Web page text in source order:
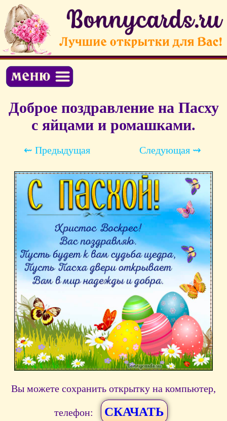
Доброе поздравление на Пасху
с яйцами и ромашками.
⇜ Предыдущая Следующая ⇝
Вы можете сохранить открытку на компьютер,
телефон: СКАЧАТЬ